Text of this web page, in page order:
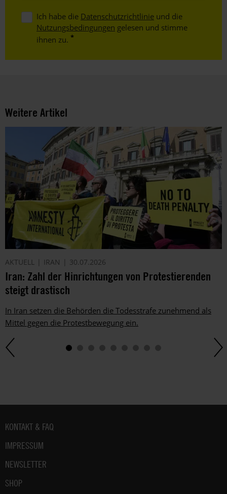
Ich habe die Datenschutzrichtlinie und die
Nutzungsbedingungen gelesen und stimme
ihnen zu.
Weitere Artikel
AKTUELL IRAN 30.07.2026
Iran: Zahl der Hinrichtungen von Protestierenden
steigt drastisch
In Iran setzen die Behörden die Todesstrafe zunehmend als
Mittel gegen die Protestbewegung ein.
Fußbereich
KONTAKT & FAQ
IMPRESSUM
NEWSLETTER
SHOP